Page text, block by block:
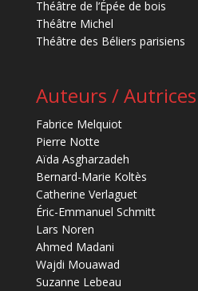
Théâtre de l’Épée de bois
Théâtre Michel
Théâtre des Béliers parisiens
Auteurs / Autrices
Fabrice Melquiot
Pierre Notte
Aïda Asgharzadeh
Bernard-Marie Koltès
Catherine Verlaguet
Éric-Emmanuel Schmitt
Lars Noren
Ahmed Madani
Wajdi Mouawad
Suzanne Lebeau